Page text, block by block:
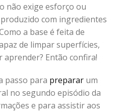
não exige esforço ou
com ingredientes
a base é feita de
de limpar superfícies,
aprender? Então confira!
passo para preparar um
no segundo episódio da
e para assistir aos